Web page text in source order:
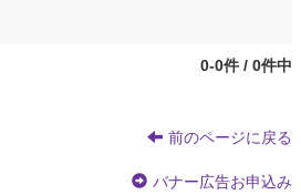
0-0件 / 0件中
前のページに戻る
バナー広告お申込み